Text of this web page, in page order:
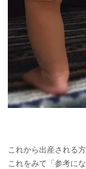
これから出産される
これをみて「参考に